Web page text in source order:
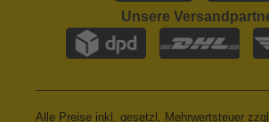
Unsere
Alle Preise inkl. gesetzl. Mehrwertsteuer zzgl.